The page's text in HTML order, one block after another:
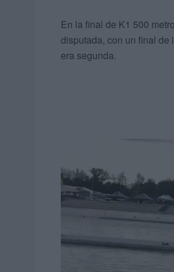
En la final de K1 500
disputada, con un final de
era segunda.